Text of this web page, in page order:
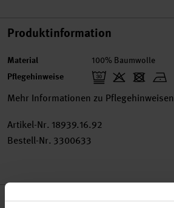
Produktinformation
Material 100% Baumwolle
Pflegehinweise
Mehr Informationen zu Pflegehinweisen
Artikel-Nr. 18939.16.92
Bestell-Nr. 3300633
Produktbeschreibung